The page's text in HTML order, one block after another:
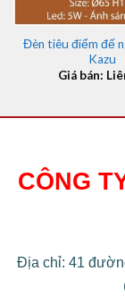
Đèn tiêu điểm đế
Kazu
Giá bán:
CÔNG
Địa chỉ: 41